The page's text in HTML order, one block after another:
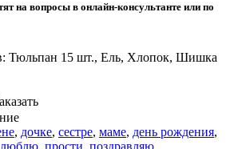
на вопросы в онлайн-консультанте или по
Тюльпан 15 шт., Ель, Хлопок, Шишка
, дочке, сестре, маме, день рождения,
люблю, прости, поздравляю